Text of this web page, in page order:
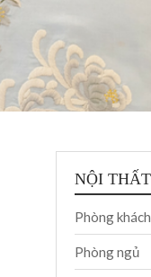
NỘI
Phòng khách
Phòng ngủ